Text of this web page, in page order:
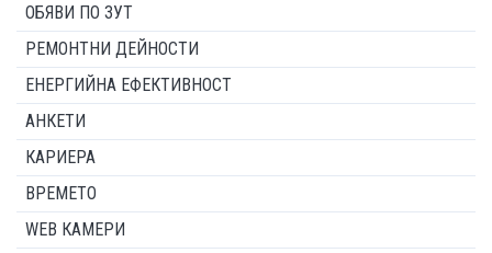
ОБЯВИ ПО ЗУТ
РЕМОНТНИ ДЕЙНОСТИ
ЕНЕРГИЙНА ЕФЕКТИВНОСТ
АНКЕТИ
КАРИЕРА
ВРЕМЕТО
WEB КАМЕРИ